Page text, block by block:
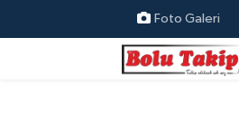
Foto Galeri